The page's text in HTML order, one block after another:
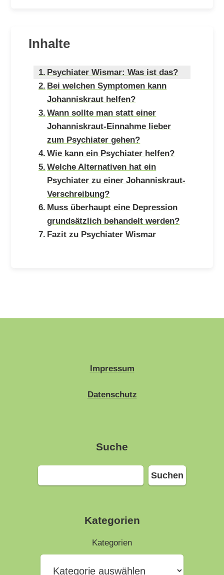
Inhalte
Psychiater Wismar: Was ist das?
Bei welchen Symptomen kann
Johanniskraut helfen?
Wann sollte man statt einer
Johanniskraut-Einnahme lieber
zum Psychiater gehen?
Wie kann ein Psychiater helfen?
Welche Alternativen hat ein
Psychiater zu einer Johanniskraut-
Verschreibung?
Muss überhaupt eine Depression
grundsätzlich behandelt werden?
Fazit zu Psychiater Wismar
Impressum
Datenschutz
Suche
Suchen
Suchen
Kategorien
Kategorien